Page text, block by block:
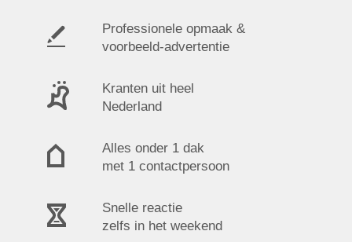
Professionele opmaak &
voorbeeld-advertentie
Kranten uit heel
Nederland
Alles onder 1 dak
met 1 contactpersoon
Snelle reactie
zelfs in het weekend